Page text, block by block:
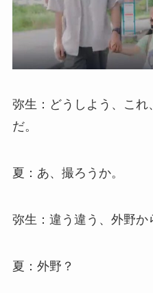
弥生：どうしよう、こ
だ。
夏：あ、撮ろうか。
弥生：違う違う、外野か
夏：外野？